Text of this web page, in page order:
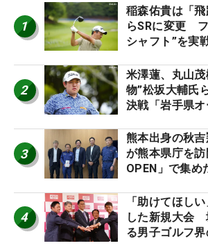
1
稲森佑貴は「
らSRに変更
シャフト”を実
ーのヒトネタ！
2
米澤蓮、丸山
物”松坂大輔
決戦「岩手県
3
熊本出身の秋
が熊本県庁を
OPEN」で集め
4
「助けてほし
した新規大会
る男子ゴルフ